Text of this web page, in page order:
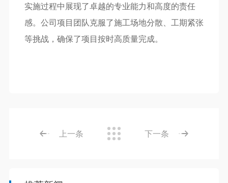
实施过程中展现了卓越的专业能力和高度的责任
感。公司项目团队克服了施工场地分散、工期紧张
等挑战，确保了项目按时高质量完成。
上一条 下一条